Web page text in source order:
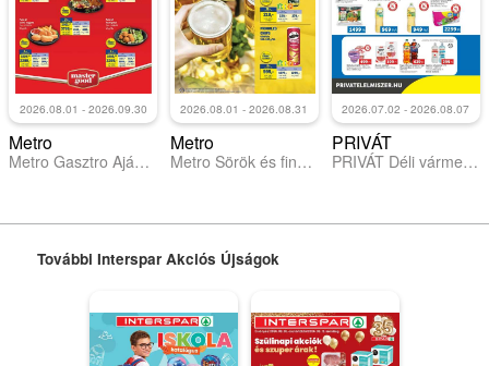
2026.08.01 - 2026.09.30
Metro
Metro Gasztro Ajánlataink 2026/08-09
2026.08.01 - 2026.08.31
Metro
Metro Sörök és finomságok 2026/08
2026.07.02 - 2026.08.07
PRIVÁT
PRIVÁT Déli vármegyék
További Interspar Akciós Újságok